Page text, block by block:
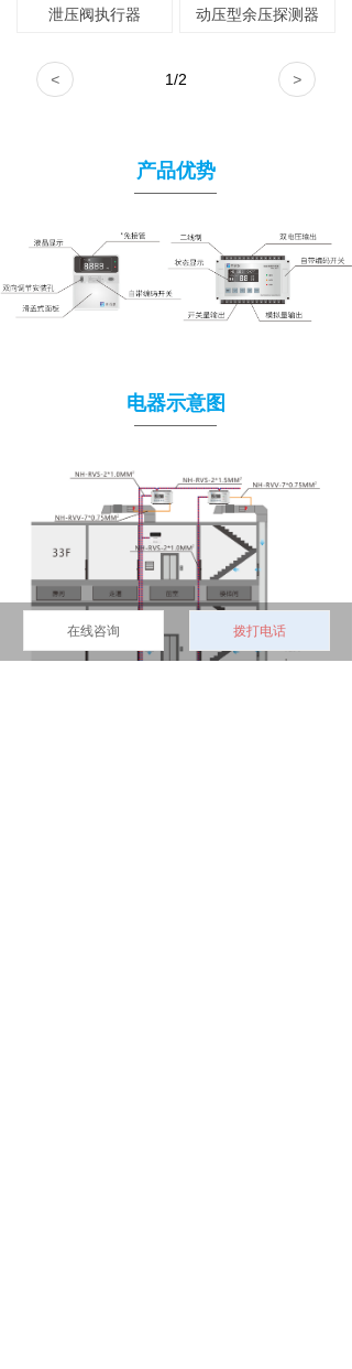
在线咨询 拨打电话
泄压阀执行器 动压型余压探测器
< >
1/2
产品优势
电器示意图